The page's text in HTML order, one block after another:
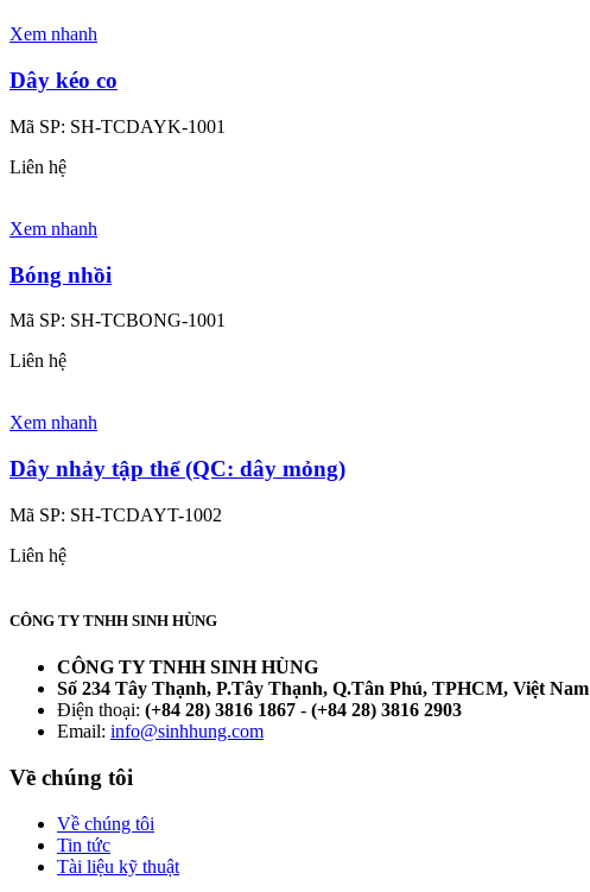
Xem nhanh
Dây kéo co
Mã SP: SH-TCDAYK-1001
Liên hệ
Xem nhanh
Bóng nhồi
Mã SP: SH-TCBONG-1001
Liên hệ
Xem nhanh
Dây nhảy tập thể (QC: dây mỏng)
Mã SP: SH-TCDAYT-1002
Liên hệ
CÔNG TY TNHH SINH HÙNG
CÔNG TY TNHH SINH HÙNG
Số 234 Tây Thạnh, P.Tây Thạnh, Q.Tân Phú, TPHCM, Việt Nam
Điện thoại: (+84 28) 3816 1867 - (+84 28) 3816 2903
Email: info@sinhhung.com
Về chúng tôi
Về chúng tôi
Tin tức
Tài liệu kỹ thuật